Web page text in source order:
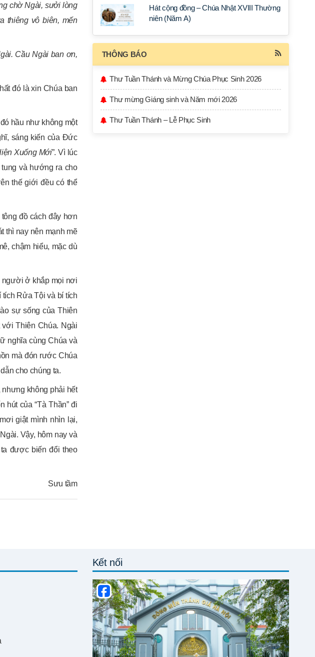
chờ Ngài, sưởi lòng
thiêng vô biên, mến
Cầu Ngài ban ơn,
đó là xin Chúa ban
hầu như không một
sáng kiến của Đức
Xuống Mới”. Vì lúc
và hướng ra cho
thế giới đều có thể
đồ cách đây hơn
thì nay nên mạnh mẽ
chậm hiểu, mặc dù
người ở khắp mọi nơi
tích Rửa Tội và bí tích
sự sống của Thiên
Thiên Chúa. Ngài
nghĩa cùng Chúa và
mà đón rước Chúa
cho chúng ta.
không phải hết
của “Tà Thần” đi
giật mình nhìn lại,
Vậy, hôm nay và
được biến đổi theo
Sưu tầm
Hát cộng đồng – Chúa Nhật XVIII Thường
niên (Năm A)
THÔNG BÁO
Thư Tuần Thánh và Mừng Chúa Phục Sinh 2026
Thư mừng Giáng sinh và Năm mới 2026
Thư Tuần Thánh – Lễ Phục Sinh
Kết nối